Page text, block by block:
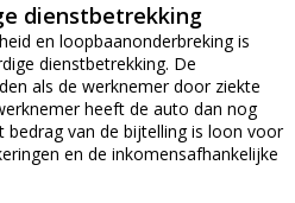
dienstbetrekking
en loopbaanonderbreking is
dienstbetrekking. De
als de werknemer door ziekte
heeft de auto dan nog
bedrag van de bijtelling is loon voor
en de inkomensafhankelijke